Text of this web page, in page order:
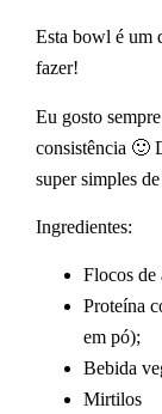
Esta bowl é um
fazer!
Eu gosto
consistência 🙂
super simples
Ingredientes:
Flocos de
Proteína
em pó);
Bebida
Mirtilos